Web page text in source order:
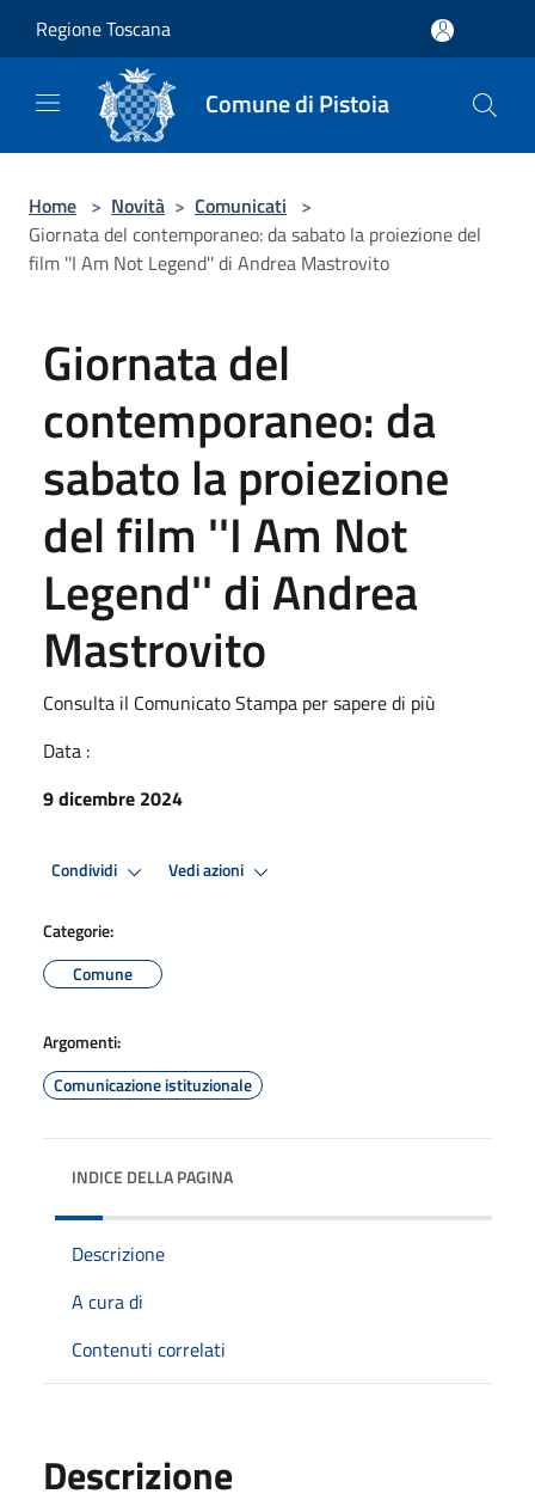
Regione Toscana
Comune di Pistoia
Home > Novità > Comunicati >
Giornata del contemporaneo: da sabato la proiezione del
film ''I Am Not Legend'' di Andrea Mastrovito
Giornata del
contemporaneo: da
sabato la proiezione
del film ''I Am Not
Legend'' di Andrea
Mastrovito
Consulta il Comunicato Stampa per sapere di più
Data :
9 dicembre 2024
Condividi Vedi azioni
Categorie:
Comune
Argomenti:
Comunicazione istituzionale
INDICE DELLA PAGINA
Descrizione
A cura di
Contenuti correlati
Descrizione